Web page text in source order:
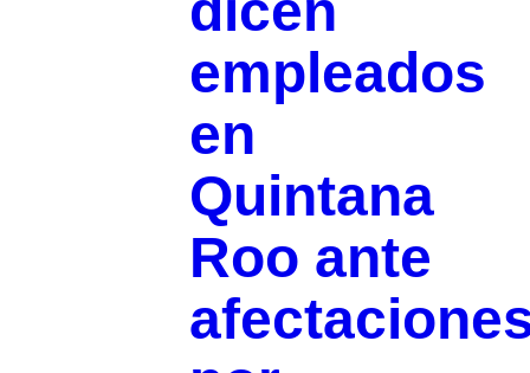
empleados
en
Quintana
Roo ante